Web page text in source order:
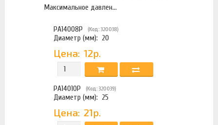
Максимальное давлен...
PA14008P (Код: 320038)
Диаметр (мм): 20
Цена: 12р.
PA14010P (Код: 320039)
Диаметр (мм): 25
Цена: 21р.